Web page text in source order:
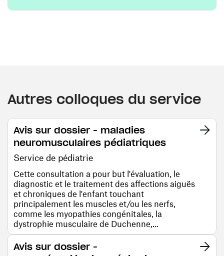
Autres colloques du service
Avis sur dossier - maladies
neuromusculaires pédiatriques
Service de pédiatrie
Cette consultation a pour but l'évaluation, le
diagnostic et le traitement des affections aiguës
et chroniques de l'enfant touchant
principalement les muscles et/ou les nerfs,
comme les myopathies congénitales, la
dystrophie musculaire de Duchenne,...
Avis sur dossier -